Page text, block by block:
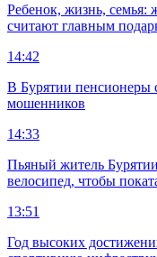
Ребенок, жизнь, семья:
считают главным
14:42
В Бурятии пенсионеры
мошенников
14:33
Пьяный житель
велосипед, чтобы
13:51
Год высоких